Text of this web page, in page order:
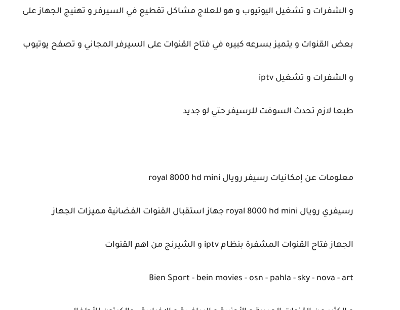
و الشفرات و تشغيل اليوتيوب و هو للعلاج مشاكل تقطيع في السيرفر و تهنيج الجهاز على
بعض القنوات و يتميز بسرعه كبيره في فتاح القنوات على السيرفر المجاني و تصفح يوتيوب
و الشفرات و تشغيل iptv
طبعا لازم تحدث السوفت للرسيفر حتي لو جديد
معلومات عن إمكانيات رسيفر رويال royal 8000 hd mini
رسيفري رويال royal 8000 hd mini جهاز استقبال القنوات الفضائية مميزات الجهاز
الجهاز فتاح القنوات المشفرة بنظام iptv و الشيرنج من اهم القنوات
Bien Sport - bein movies - osn - pahla - sky - nova - art